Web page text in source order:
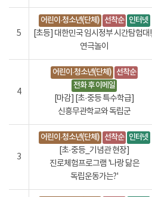
5
어린이·청소년(단체) 선착순 인터넷
[초등] 대한민국 임시정부 시간탐험대!_
연극놀이
4
어린이·청소년(단체) 선착순
전화 후 이메일
[마감] [초·중등 특수학급]
신흥무관학교와 독립군
3
어린이·청소년(단체) 선착순 인터넷
[초·중등_기념관 현장]
진로체험프로그램 '나랑 닮은
독립운동가는?'